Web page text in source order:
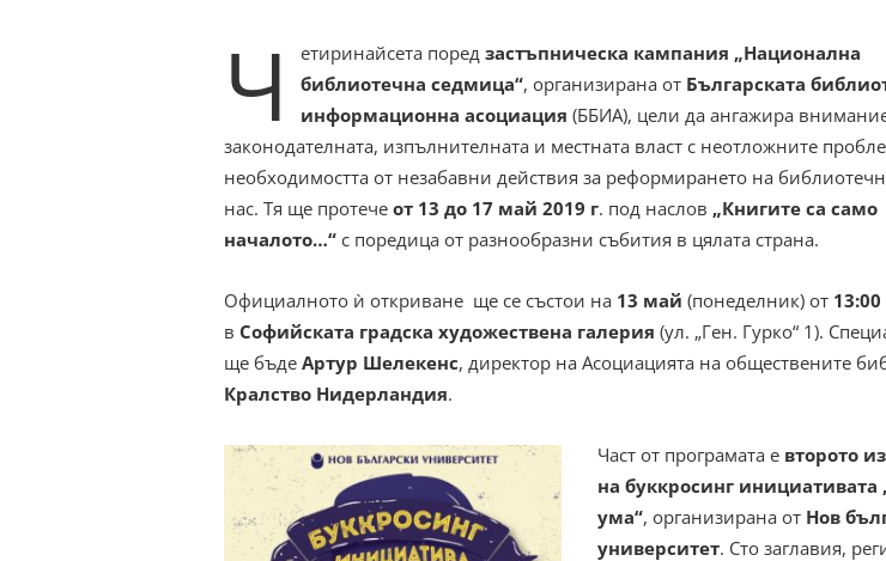
Ч етиринайсета поред застъпническа кампания „Национална
библиотечна седмица“, организирана от Българската
информационна асоциация (ББИА), цели да ангажира
законодателната, изпълнителната и местната власт с неотложните
необходимостта от незабавни действия за реформирането на
нас. Тя ще протече от 13 до 17 май 2019 г. под наслов „Книгите са само
началото…“ с поредица от разнообразни събития в цялата страна.
Официалното ѝ откриване ще се състои на 13 май (понеделник) от 13:00
в Софийската градска художествена галерия (ул. „Ген. Гурко“ 1).
ще бъде Артур Шелекенс, директор на Асоциацията на обществените
Кралство Нидерландия.
Част от програмата е второто
на буккросинг инициативата
ума“, организирана от Нов
университет. Сто заглавия,